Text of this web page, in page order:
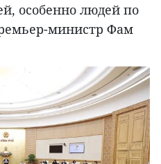
особенно людей по
министр Фам